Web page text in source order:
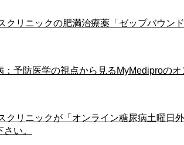
リニックの肥満治療薬「ゼップバウン
予防医学の視点から見るMyMediproのオ
リニックが「オンライン糖尿病土曜日
い。